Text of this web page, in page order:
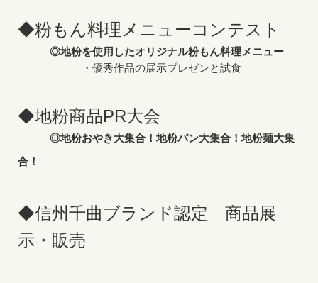
◆粉もん料理メニューコンテスト
◎地粉を使用したオリジナル粉もん料理メニュー
・優秀作品の展示プレゼンと試食
◆地粉商品PR大会
◎地粉おやき大集合！地粉パン大集合！地粉麺大集
合！
◆信州千曲ブランド認定 商品展
示・販売